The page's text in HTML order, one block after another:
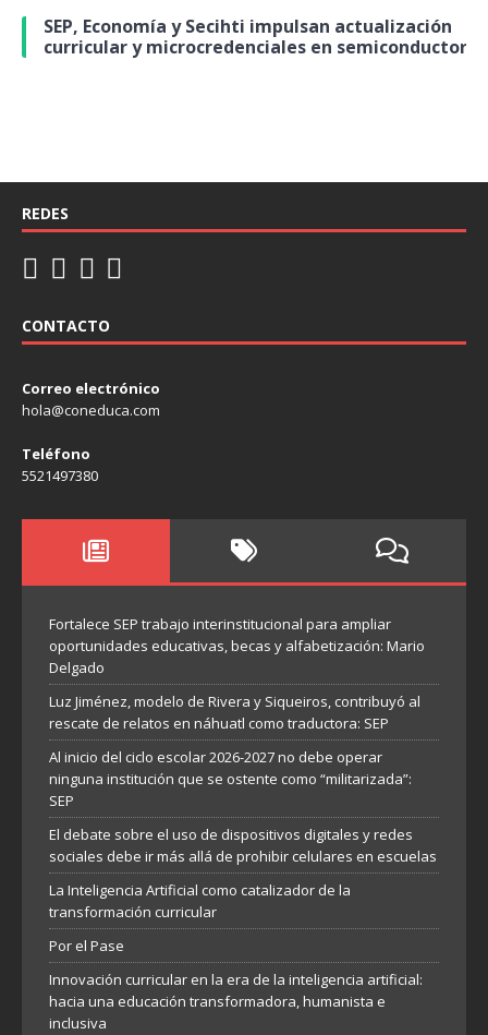
SEP, Economía y Secihti impulsan actualización
curricular y microcredenciales en semiconductores
REDES
CONTACTO
Correo electrónico
hola@coneduca.com
Teléfono
5521497380
Fortalece SEP trabajo interinstitucional para ampliar
oportunidades educativas, becas y alfabetización: Mario
Delgado
Luz Jiménez, modelo de Rivera y Siqueiros, contribuyó al
rescate de relatos en náhuatl como traductora: SEP
Al inicio del ciclo escolar 2026-2027 no debe operar
ninguna institución que se ostente como “militarizada”:
SEP
El debate sobre el uso de dispositivos digitales y redes
sociales debe ir más allá de prohibir celulares en escuelas
La Inteligencia Artificial como catalizador de la
transformación curricular
Por el Pase
Innovación curricular en la era de la inteligencia artificial:
hacia una educación transformadora, humanista e
inclusiva